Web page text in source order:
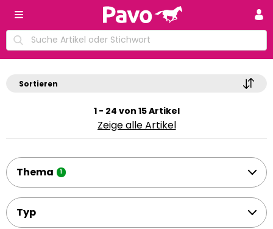
Sortieren
1 - 24 von 15 Artikel
Zeige alle Artikel
Thema 1
Typ